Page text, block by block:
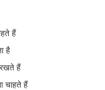
हैं
है
रखते हैं
चाहते हैं